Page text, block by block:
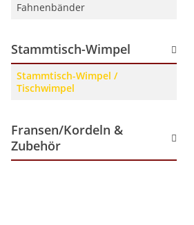
Fahnenbänder
Stammtisch-Wimpel
Stammtisch-Wimpel /
Tischwimpel
Fransen/Kordeln &
Zubehör